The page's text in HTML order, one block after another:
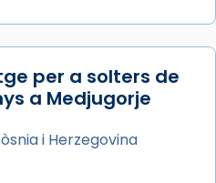
per a solters de
a Medjugorje
i Herzegovina